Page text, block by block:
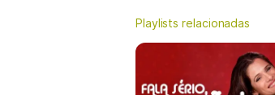
Playlists relacionadas